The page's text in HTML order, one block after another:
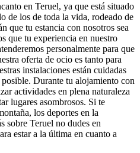
en Teruel, ya que está situado
de los de toda la vida, rodeado de
que tu estancia con nosotros sea
que tu experiencia en nuestro
personalmente para que
oferta de ocio es tanto para
instalaciones están cuidadas
Durante tu alojamiento con
actividades en plena naturaleza
lugares asombrosos. Si te
los deportes en la
sobre Teruel no dudes en
estar a la última en cuanto a